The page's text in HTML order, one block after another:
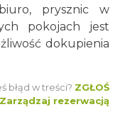
prysznic w
pokojach jest
dokupienia
błąd w treści? ZGŁOŚ
Zarządzaj rezerwacją